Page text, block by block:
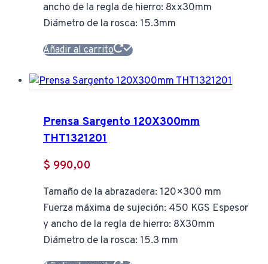
ancho de la regla de hierro: 8xx30mm
Diámetro de la rosca: 15.3mm
Añadir al carrito
Prensa Sargento 120X300mm
THT1321201
$ 990,00
Tamaño de la abrazadera: 120×300 mm
Fuerza máxima de sujeción: 450 KGS Espesor
y ancho de la regla de hierro: 8X30mm
Diámetro de la rosca: 15.3 mm